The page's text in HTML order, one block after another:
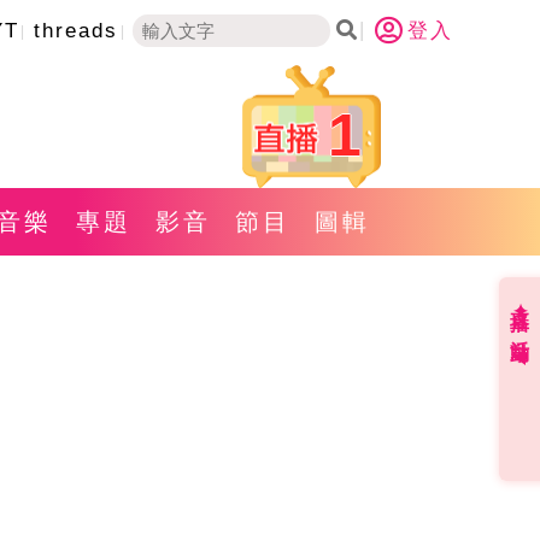
threads 登入
1
樂 專題 影音 節目 圖輯
直播✦活動